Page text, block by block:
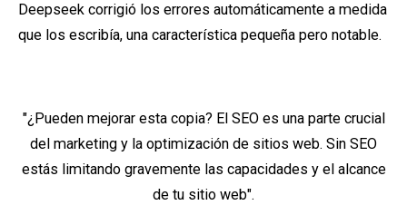
Deepseek corrigió los errores automáticamente a medida
que los escribía, una característica pequeña pero notable.
"¿Pueden mejorar esta copia? El SEO es una parte crucial
del marketing y la optimización de sitios web. Sin SEO
estás limitando gravemente las capacidades y el alcance
de tu sitio web".